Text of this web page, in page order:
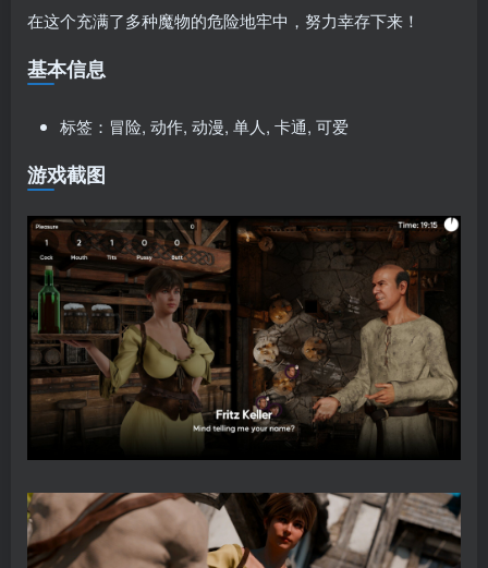
在这个充满了多种魔物的危险地牢中，努力幸存下来！
基本信息
标签：冒险, 动作, 动漫, 单人, 卡通, 可爱
游戏截图